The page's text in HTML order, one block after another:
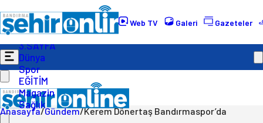
Web TV Galeri Gazeteler
Gündem
Ekonomi
Politika
3.SAYFA
Dünya
Spor
EĞİTİM
Magazin
Sağlık
Anasayfa/Gündem/Kerem Dönertaş Bandırmaspor’da